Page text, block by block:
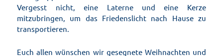
Vergesst nicht, eine Laterne und eine Kerze
mitzubringen, um das Friedenslicht nach Hause zu
transportieren.
Euch allen wünschen wir gesegnete Weihnachten und